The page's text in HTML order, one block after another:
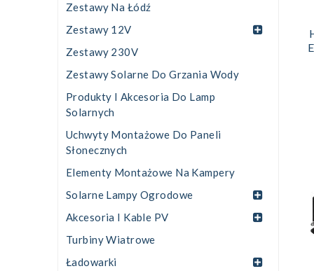
Zestawy Na Łódź
Zestawy 12V
Zestawy 230V
Zestawy Solarne Do Grzania Wody
Produkty I Akcesoria Do Lamp
Solarnych
Uchwyty Montażowe Do Paneli
Słonecznych
Elementy Montażowe Na Kampery
Solarne Lampy Ogrodowe
Akcesoria I Kable PV
Turbiny Wiatrowe
Ładowarki